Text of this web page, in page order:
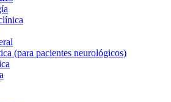
(para pacientes neurológicos)